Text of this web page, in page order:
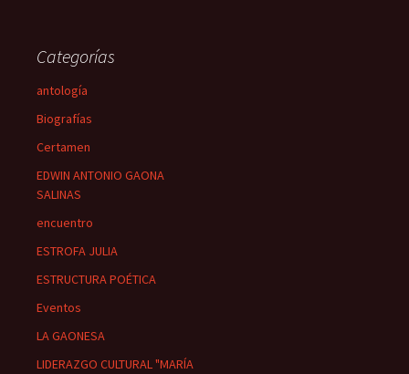
Categorías
antología
Biografías
Certamen
EDWIN ANTONIO GAONA
SALINAS
encuentro
ESTROFA JULIA
ESTRUCTURA POÉTICA
Eventos
LA GAONESA
LIDERAZGO CULTURAL "MARÍA